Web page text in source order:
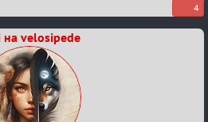
4
на velosipede